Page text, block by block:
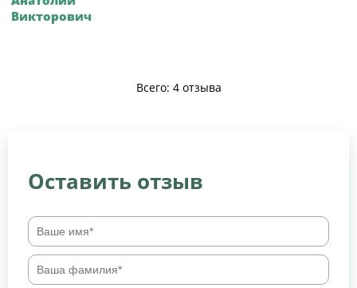
Викторович
Всего: 4 отзыва
Оставить отзыв